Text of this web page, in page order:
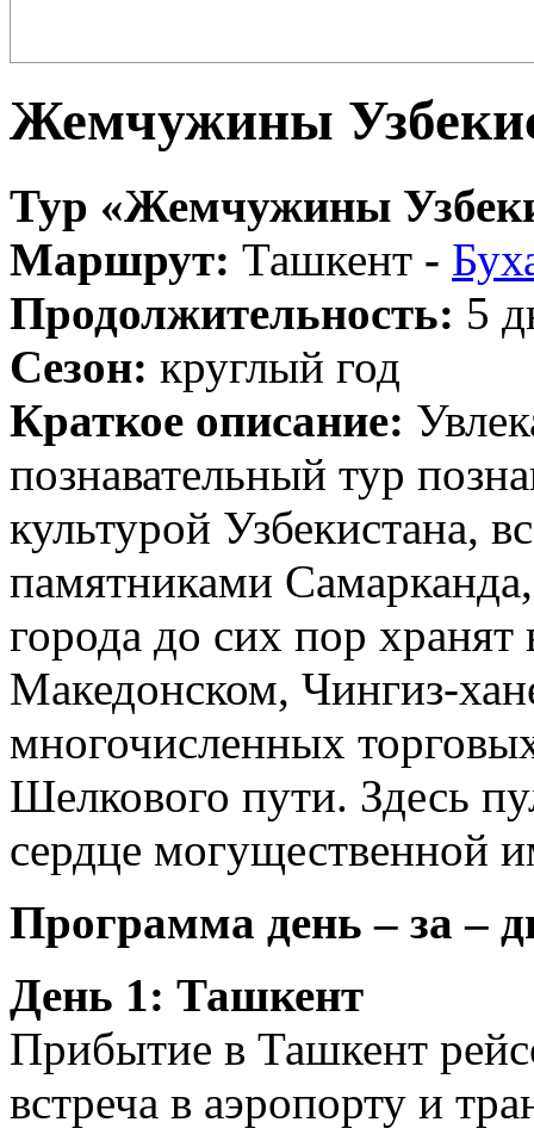
Жемчужины
Тур «Жемчужины
Маршрут: Ташкент -
Продолжительность: 5
Сезон: круглый год
Краткое описание:
познавательный тур
культурой Узбекистана,
памятниками
города до сих пор
Македонском, Чингиз-
многочисленных
Шелкового пути. Здесь
сердце могущественной
Программа день – за –
День 1: Ташкент
Прибытие в Ташкент
встреча в аэропорту и